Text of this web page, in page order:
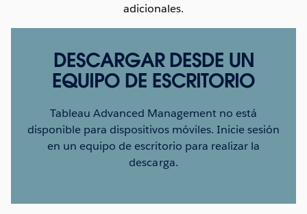
adicionales.
DESCARGAR DESDE UN
EQUIPO DE ESCRITORIO
Tableau Advanced Management no está
disponible para dispositivos móviles. Inicie sesión
en un equipo de escritorio para realizar la
descarga.